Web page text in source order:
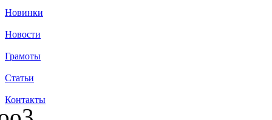
Новинки
Новости
Грамоты
Статьи
Контакты